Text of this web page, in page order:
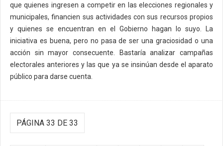
que quienes ingresen a competir en las elecciones regionales y
municipales, financien sus actividades con sus recursos propios
y quienes se encuentran en el Gobierno hagan lo suyo. La
iniciativa es buena, pero no pasa de ser una graciosidad o una
acción sin mayor consecuente. Bastaría analizar campañas
electorales anteriores y las que ya se insinúan desde el aparato
público para darse cuenta.
PÁGINA 33 DE 33